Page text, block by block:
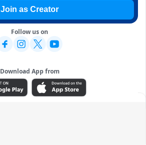
Join as Creator
Follow us on
Download App from
ADVERTISEMENT